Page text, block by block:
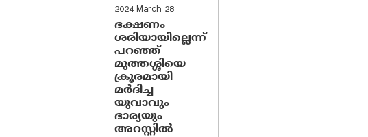
2024 March 28
ഭക്ഷണം
ശരിയായില്ലെന്ന്
പറഞ്ഞ്
മുത്തശ്ശിയെ
ക്രൂരമായി
മര്‍ദിച്ച
യുവാവും
ഭാര്യയും
അറസ്റ്റില്‍